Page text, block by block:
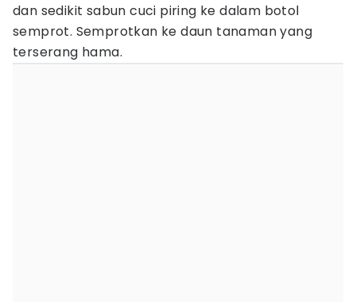
dan sedikit sabun cuci piring ke dalam botol
semprot. Semprotkan ke daun tanaman yang
terserang hama.